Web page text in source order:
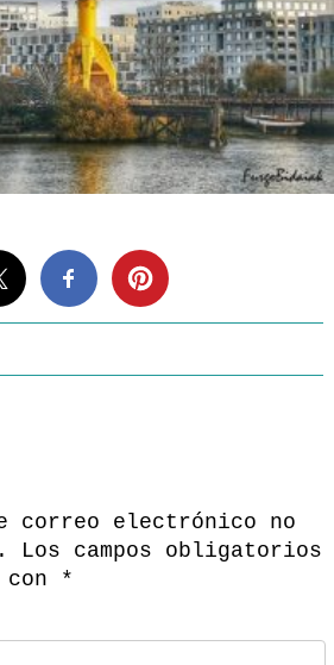
correo electrónico no
Los campos obligatorios
con
*